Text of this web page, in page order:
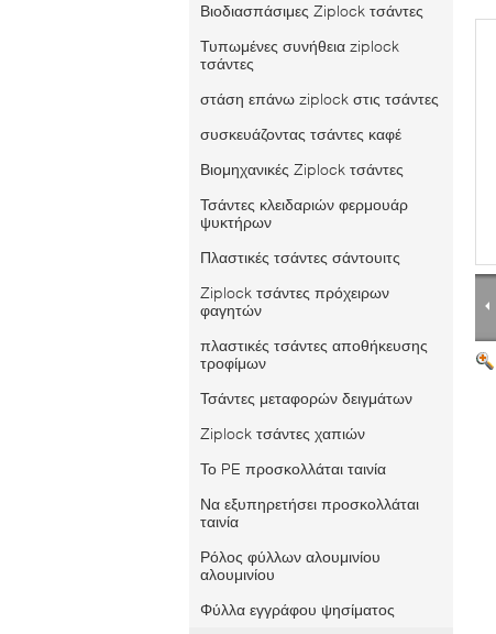
Βιοδιασπάσιμες Ziplock τσάντες
Τυπωμένες συνήθεια ziplock
τσάντες
στάση επάνω ziplock στις τσάντες
συσκευάζοντας τσάντες καφέ
Βιομηχανικές Ziplock τσάντες
Τσάντες κλειδαριών φερμουάρ
ψυκτήρων
Πλαστικές τσάντες σάντουιτς
Ziplock τσάντες πρόχειρων
φαγητών
πλαστικές τσάντες αποθήκευσης
τροφίμων
Τσάντες μεταφορών δειγμάτων
Ziplock τσάντες χαπιών
Το PE προσκολλάται ταινία
Να εξυπηρετήσει προσκολλάται
ταινία
Ρόλος φύλλων αλουμινίου
αλουμινίου
Φύλλα εγγράφου ψησίματος